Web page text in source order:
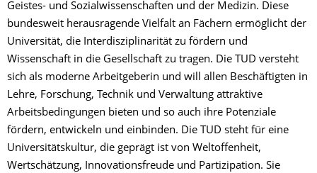
Geistes- und Sozialwissenschaften und der Medizin. Diese
bundesweit herausragende Vielfalt an Fächern ermöglicht der
Universität, die Interdisziplinarität zu fördern und
Wissenschaft in die Gesellschaft zu tragen. Die TUD versteht
sich als moderne Arbeitgeberin und will allen Beschäftigten in
Lehre, Forschung, Technik und Verwaltung attraktive
Arbeitsbedingungen bieten und so auch ihre Potenziale
fördern, entwickeln und einbinden. Die TUD steht für eine
Universitätskultur, die geprägt ist von Weltoffenheit,
Wertschätzung, Innovationsfreude und Partizipation. Sie